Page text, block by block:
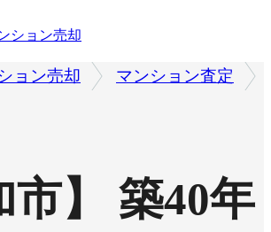
ション売却
ョン売却 マンション査定
市】 築40年